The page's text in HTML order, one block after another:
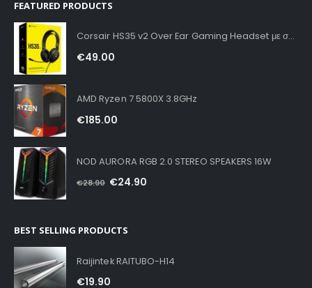
FEATURED PRODUCTS
Corsair HS35 v2 Over Ear Gaming Headset με σύνδεση 3.5mm Carbon for PC / PS4 / XBOX
€49.00
AMD Ryzen 7 5800X 3.8GHz
€185.00
NOD AURORA RGB 2.0 STEREO SPEAKERS 16W
€28.90 €24.90
BEST SELLING PRODUCTS
Raijintek RAITUBO-H14
€19.90